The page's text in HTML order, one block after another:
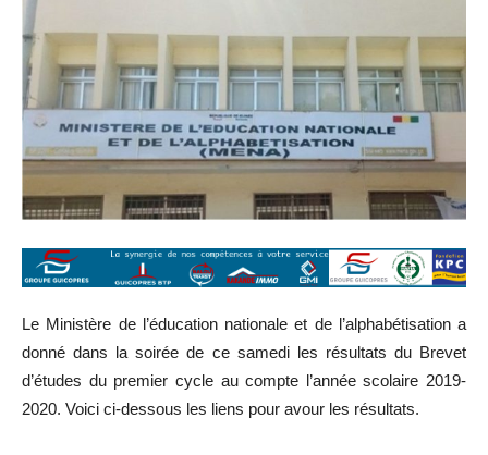
Le Ministère de l’éducation nationale et de l’alphabétisation a
donné dans la soirée de ce samedi les résultats du Brevet
d’études du premier cycle au compte l’année scolaire 2019-
2020. Voici ci-dessous les liens pour avour les résultats.